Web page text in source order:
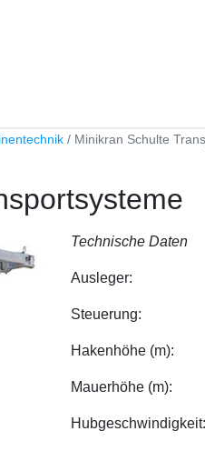
Minikran Schulte
Technische Daten
Ausleger: 5 m
Steuerung:
Hakenhöhe
Mauerhöhe (m):